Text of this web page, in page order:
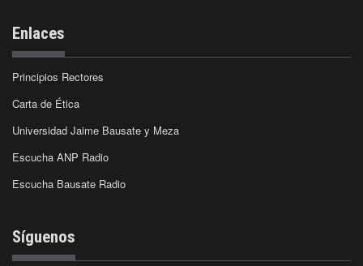
Enlaces
Principios Rectores
Carta de Ética
Universidad Jaime Bausate y Meza
Escucha ANP Radio
Escucha Bausate Radio
Síguenos